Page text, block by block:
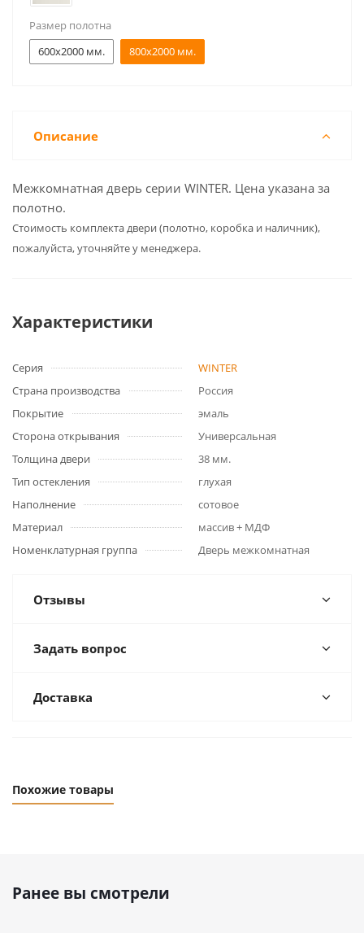
Размер полотна
600x2000 мм.
800x2000 мм.
Описание
Межкомнатная дверь серии WINTER. Цена указана за
полотно.
Cтоимость комплекта двери (полотно, коробка и наличник),
пожалуйста, уточняйте у менеджера.
Характеристики
Серия
WINTER
Страна производства
Россия
Покрытие
эмаль
Сторона открывания
Универсальная
Толщина двери
38 мм.
Тип остекления
глухая
Наполнение
сотовое
Материал
массив + МДФ
Номенклатурная группа
Дверь межкомнатная
Отзывы
Задать вопрос
Доставка
Похожие товары
Ранее вы смотрели